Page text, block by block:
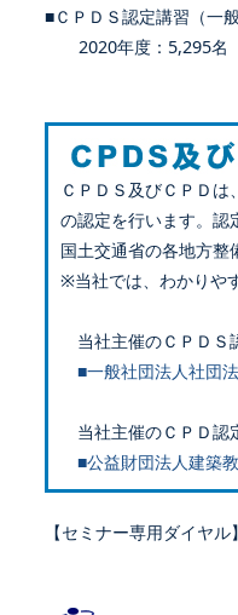
■ＣＰＤＳ認定講習（一
2020年度：5,295
ＣＰＤＳ及びＣＰＤ
の認定を行います。認
国土交通省の各地方整
※当社では、わかりや
当社主催のＣＰＤＳ
■一般社団法人社団
当社主催のＣＰＤ認
■公益財団法人建築
【セミナー専用ダイ